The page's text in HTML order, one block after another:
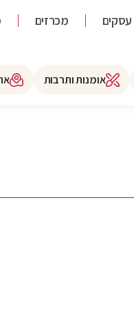
מכרזים
אומנות ותרבות